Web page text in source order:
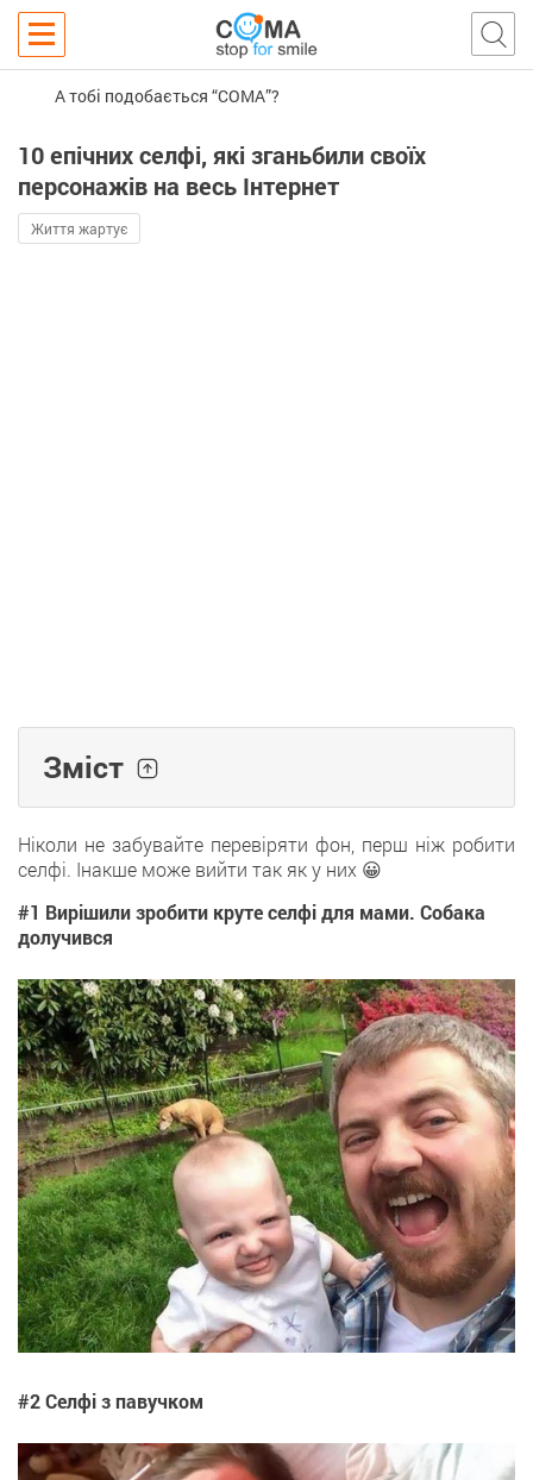
А тобі подобається “COMA”?
10 епічних селфі, які зганьбили cвоїх
персонажів на весь Інтернет
Життя жартує
Зміст
Ніколи не забувайте перевіряти фон, перш ніж робити
селфі. Інакше може вийти так як у них 😀
#1 Вирішили зробити круте селфі для мами. Собака
долучився
#2 Селфі з павучком